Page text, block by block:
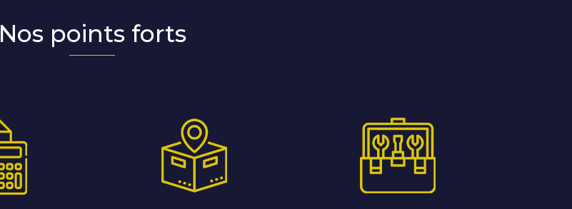
Nos points forts